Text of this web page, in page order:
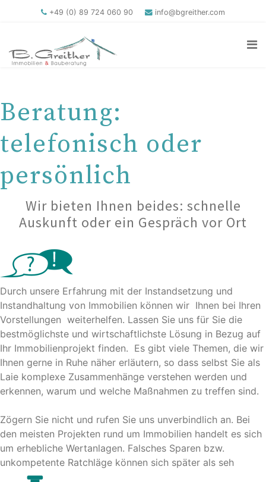
+49 (0) 89 724 060 90 info@bgreither.com
Beratung:
telefonisch oder
persönlich
Wir bieten Ihnen beides: schnelle
Auskunft oder ein Gespräch vor Ort
Durch unsere Erfahrung mit der Instandsetzung und
Instandhaltung von Immobilien können wir Ihnen bei Ihren
Vorstellungen weiterhelfen. Lassen Sie uns für Sie die
bestmöglichste und wirtschaftlichste Lösung in Bezug auf
Ihr Immobilienprojekt finden. Es gibt viele Themen, die wir
Ihnen gerne in Ruhe näher erläutern, so dass selbst Sie als
Laie komplexe Zusammenhänge verstehen werden und
erkennen, warum und welche Maßnahmen zu treffen sind.
Zögern Sie nicht und rufen Sie uns unverbindlich an. Bei
den meisten Projekten rund um Immobilien handelt es sich
um erhebliche Wertanlagen. Falsches Sparen bzw.
unkompetente Ratchläge können sich später als seh